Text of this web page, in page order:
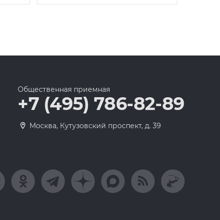
Общественная приемная
+7 (495) 786-82-89
Москва, Кутузовский проспект, д. 39